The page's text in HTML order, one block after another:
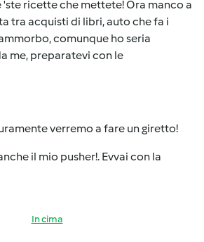
ricette che mettete! Ora manco a
tra acquisti di libri, auto che fa i
comunque ho seria
me, preparatevi con le
verremo a fare un giretto!
il mio pusher!. Evvai con la
In cima